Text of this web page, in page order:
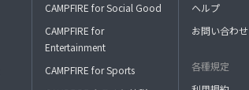
CAMPFIRE for Social Good
CAMPFIRE for
Entertainment
CAMPFIRE for Sports
ヘルプ
お問い合わせ
各種規定